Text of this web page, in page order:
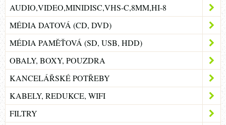
AUDIO,VIDEO,MINIDISC,VHS-C,8MM,HI-8
MÉDIA DATOVÁ (CD, DVD)
MÉDIA PAMĚŤOVÁ (SD, USB, HDD)
OBALY, BOXY, POUZDRA
KANCELÁŘSKÉ POTŘEBY
KABELY, REDUKCE, WIFI
FILTRY